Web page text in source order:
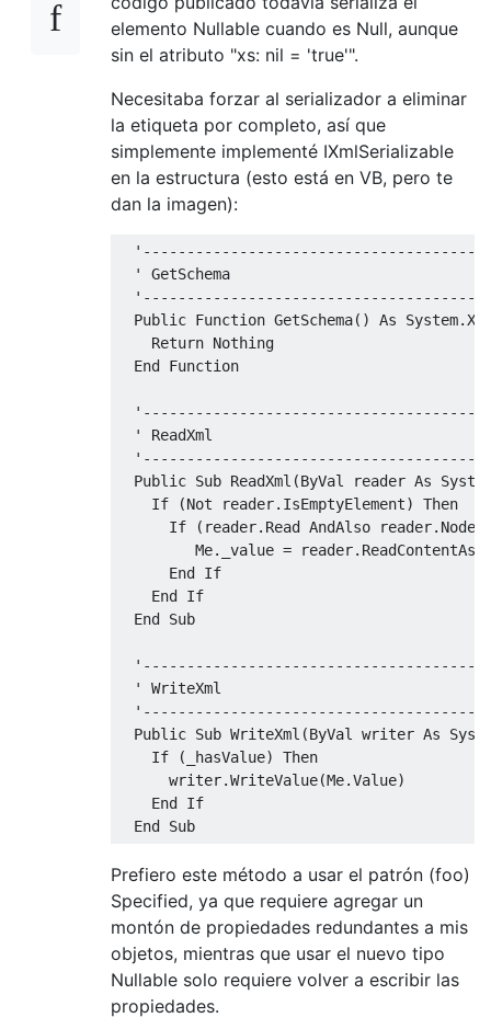
{
if
HasValue
)
return _value.ToString();
bool _hasValue;
    T    _value
;
}
elemento Nullable cuando es Null, aunque
sin el atributo "xs: nil = 'true'".
Necesitaba forzar al serializador a eliminar
la etiqueta por completo, así que
simplemente implementé IXmlSerializable
en la estructura (esto está en VB, pero te
dan la imagen):
  '
GetSchema
Public Function GetSchema() As
    Return Nothing
  End Function
  '
' ReadXml
  '
Public Sub ReadXml (ByVal reader As
If
(Not reader. IsEmptyElement)
Then
If
( reader. Read AndAlso reader.
Me. _value = reader. ReadContentAs
End If
End If
End Sub
  '
WriteXml
Public Sub WriteXml(ByVal writer As
    If (_hasValue) Then
      writer.WriteValue(Me.Value)
    End If
  End Sub
Prefiero este método a usar el patrón (foo)
Specified, ya que requiere agregar un
montón de propiedades redundantes a mis
objetos, mientras que usar el nuevo tipo
Nullable solo requiere volver a escribir las
propiedades.